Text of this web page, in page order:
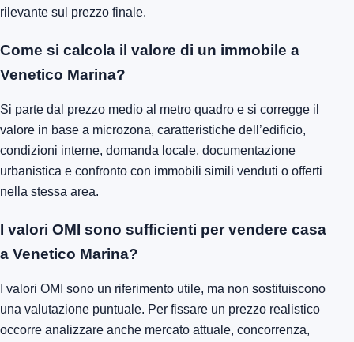
rilevante sul prezzo finale.
Come si calcola il valore di un immobile a
Venetico Marina?
Si parte dal prezzo medio al metro quadro e si corregge il
valore in base a microzona, caratteristiche dell’edificio,
condizioni interne, domanda locale, documentazione
urbanistica e confronto con immobili simili venduti o offerti
nella stessa area.
I valori OMI sono sufficienti per vendere casa
a Venetico Marina?
I valori OMI sono un riferimento utile, ma non sostituiscono
una valutazione puntuale. Per fissare un prezzo realistico
occorre analizzare anche mercato attuale, concorrenza,